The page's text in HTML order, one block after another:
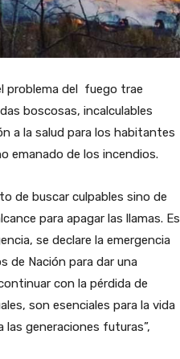
problema del fuego trae
boscosas, incalculables
a la salud para los habitantes
emanado de los incendios.
de buscar culpables sino de
para apagar las llamas. Es
se declare la emergencia
de Nación para dar una
con la pérdida de
son esenciales para la vida
generaciones futuras”,